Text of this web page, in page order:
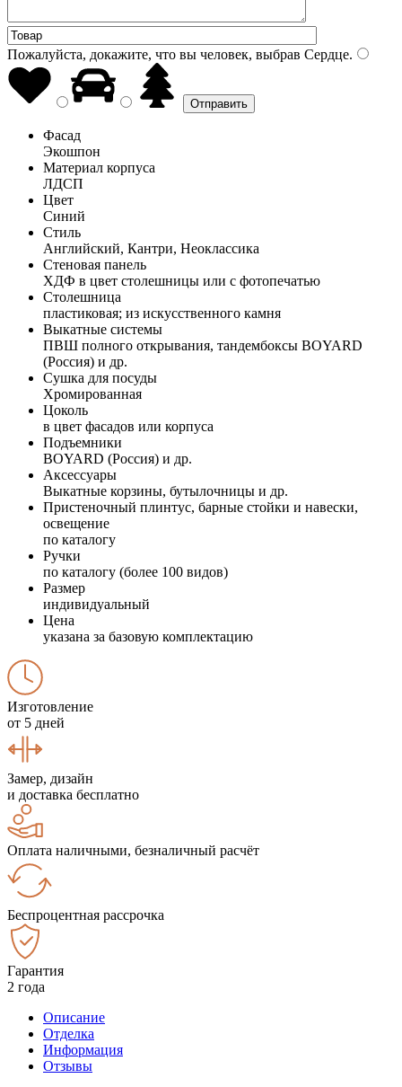
Пожалуйста, докажите, что вы человек, выбрав Сердце.
Фасад
Экошпон
Материал корпуса
ЛДСП
Цвет
Синий
Стиль
Английский, Кантри, Неоклассика
Стеновая панель
ХДФ в цвет столешницы или с фотопечатью
Столешница
пластиковая; из искусственного камня
Выкатные системы
ПВШ полного открывания, тандембоксы BOYARD
(Россия) и др.
Сушка для посуды
Хромированная
Цоколь
в цвет фасадов или корпуса
Подъемники
BOYARD (Россия) и др.
Аксессуары
Выкатные корзины, бутылочницы и др.
Пристеночный плинтус, барные стойки и навески,
освещение
по каталогу
Ручки
по каталогу (более 100 видов)
Размер
индивидуальный
Цена
указана за базовую комплектацию
Изготовление
от 5 дней
Замер, дизайн
и доставка бесплатно
Оплата наличными, безналичный расчёт
Беспроцентная рассрочка
Гарантия
2 года
Описание
Отделка
Информация
Отзывы